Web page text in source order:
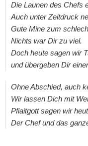
Die Launen des Chefs
Auch unter Zeitdruck
Gute Mine zum
Nichts war Dir zu viel.
Doch heute sagen wir
und übergeben Dir
Ohne Abschied, auch
Wir lassen Dich mit
Pfiaitgott sagen wir
Der Chef und das